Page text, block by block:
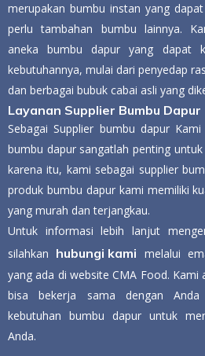
merupakan bumbu instan yang
perlu tambahan bumbu lainnya.
aneka bumbu dapur yang dapat
kebutuhannya, mulai dari penyedap
dan berbagai bubuk cabai asli yang
Layanan Supplier Bumbu Dapur
Sebagai Supplier bumbu dapur
bumbu dapur sangatlah penting
karena itu, kami sebagai supplier
produk bumbu dapur kami memiliki
yang murah dan terjangkau.
Untuk informasi lebih lanjut
silahkan hubungi kami melalui
yang ada di website CMA Food. Kami
bisa bekerja sama dengan
kebutuhan bumbu dapur untuk
Anda.